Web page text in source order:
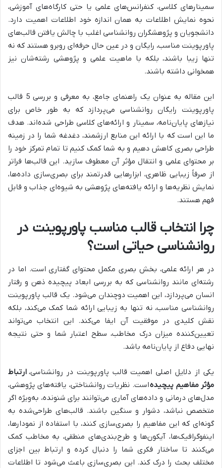
سمینارهای کلاسی، کنفرانس‌های علمی یا حتی کارگاه‌های آموزشی،
نحوه نمایش اطلاعات به همان اندازه خود اطلاعات اهمیت دارد.
دانشجویان و پژوهشگران روانشناسی اغلب با چالش یافتن قالب‌های
پاورپوینت مناسب، رایگان و در عین حال حرفه‌ای روبرو هستند که نه
تنها زیبا باشند، بلکه با ماهیت علمی و پژوهشی رشته‌شان نیز
همخوانی داشته باشند.
این مقاله به عنوان یک راهنمای جامع، به معرفی و بررسی 5 قالب
پاورپوینت رایگان روانشناسی می‌پردازد که به طور خاص برای
نیازهای پایان‌نامه، سمینار و ارائه‌های کلاسی طراحی شده‌اند. هدف
ما این است که با ارائه این منابع ارزشمند، دغدغه شما را در زمینه
طراحی بصری کاهش دهیم و به شما کمک کنیم تا تمام تمرکز خود را
بر محتوای علمی و انتقال مؤثر آن معطوف سازید. این قالب‌ها فراتر
از صرفاً زیبایی ظاهری، ابزارهایی قدرتمند برای بصری‌سازی داده‌ها،
نمایش نظریه‌ها و ارائه یافته‌های پژوهشی به شیوه‌ای جذاب و قابل
فهم هستند.
چرا انتخاب قالب مناسب پاورپوینت در
روانشناسی حیاتی است؟
در هر ارائه علمی، بخش بصری مکمل محتوای گفتاری است. اما در
رشته‌ای مانند روانشناسی که به بررسی ابعاد پیچیده ذهن و رفتار
انسان می‌پردازد، این اهمیت دوچندان می‌شود. یک قالب پاورپوینت
روانشناسی مناسب، نه تنها به زیبایی ارائه‌ شما کمک می‌کند، بلکه
نقش کلیدی در موفقیت آن ایفا می‌کند. این انتخاب می‌تواند
تعیین‌کننده میزان درک مخاطب، سطح اعتبار شما و حتی نتیجه
نهایی دفاع از پایان‌نامه باشد.
یکی از دلایل اصلی اهمیت قالب پاورپوینت در روانشناسی، ارتباط
مؤثر مفاهیم پیچیدهاست. نظریات روانشناختی، یافته‌های پژوهشی،
مدل‌های درمانی و داده‌های آماری می‌توانند برای شنونده، به‌ویژه اگر
متخصص نباشد، دشوار و سنگین باشند. قالب‌های طراحی‌شده به
گونه‌ای که این مفاهیم را بصری‌سازی کنند، با استفاده از نمودارها،
اینفوگرافیک‌ها، آیکون‌ها و طرح‌بندی‌های منطقی، به مخاطب کمک
می‌کنند تا ساختار فکری شما را دنبال کرده و ارتباط بین اجزای
مختلف بحث را درک کند. این بصری‌سازی باعث می‌شود تا اطلاعات